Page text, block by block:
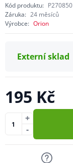
Kód produktu: P270850
Záruka: 24 měsíců
Výrobce: Orion
Externí sklad
195 Kč
-
+